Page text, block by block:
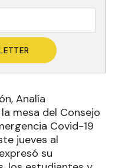
Analía
mesa del Consejo
Covid-19
jueves al
su